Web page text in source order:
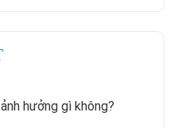
hưởng gì không?